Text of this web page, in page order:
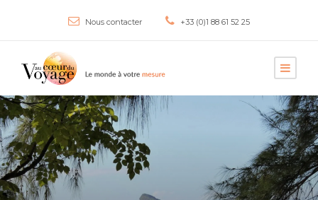
Nous contacter +33 (0)1 88 61 52 25